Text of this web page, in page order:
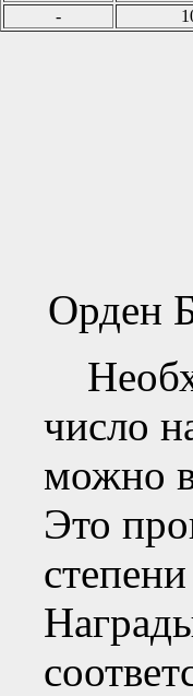
-
Орден
число
можно
Это